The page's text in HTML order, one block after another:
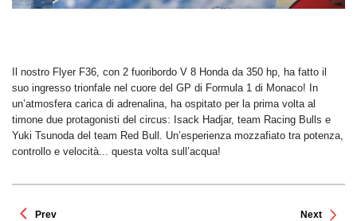
Il nostro Flyer F36, con 2 fuoribordo V 8 Honda da 350 hp, ha fatto il
suo ingresso trionfale nel cuore del GP di Formula 1 di Monaco! In
un’atmosfera carica di adrenalina, ha ospitato per la prima volta al
timone due protagonisti del circus: Isack Hadjar, team Racing Bulls e
Yuki Tsunoda del team Red Bull. Un’esperienza mozzafiato tra potenza,
controllo e velocità... questa volta sull’acqua!
Prev Next